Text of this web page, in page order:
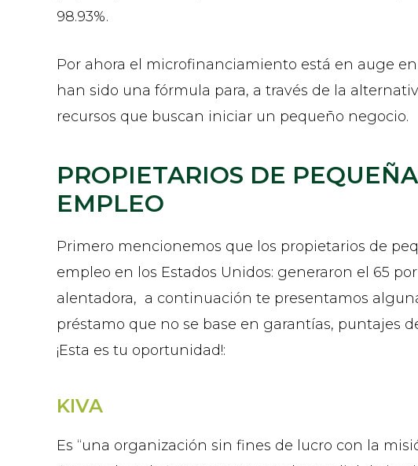
98.93%.
Por ahora el microfinanciamiento está en auge
han sido una fórmula para, a través de la
recursos que buscan iniciar un pequeño negocio.
PROPIETARIOS DE
EMPLEO
Primero mencionemos que los propietarios de
empleo en los Estados Unidos: generaron el 65
alentadora, a continuación te presentamos
préstamo que no se base en garantías, puntajes
¡Esta es tu oportunidad!:
KIVA
Es “una organización sin fines de lucro con la